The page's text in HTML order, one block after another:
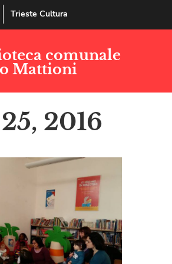
Trieste Cultura
comunale
Mattioni
2016